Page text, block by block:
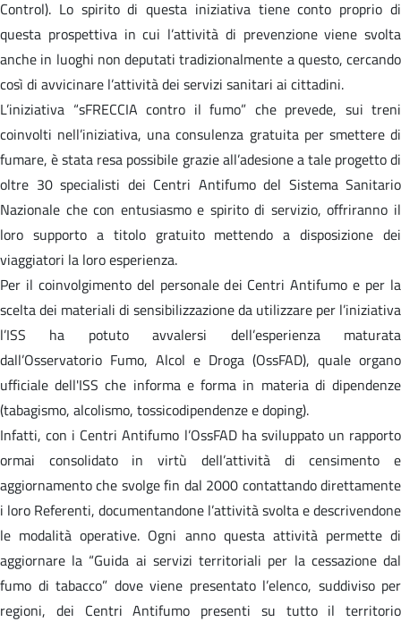
Control). Lo spirito di questa iniziativa tiene conto proprio di
questa prospettiva in cui l’attività di prevenzione viene svolta
anche in luoghi non deputati tradizionalmente a questo, cercando
così di avvicinare l’attività dei servizi sanitari ai cittadini.
L’iniziativa “sFRECCIA contro il fumo” che prevede, sui treni
coinvolti nell’iniziativa, una consulenza gratuita per smettere di
fumare, è stata resa possibile grazie all’adesione a tale progetto di
oltre 30 specialisti dei Centri Antifumo del Sistema Sanitario
Nazionale che con entusiasmo e spirito di servizio, offriranno il
loro supporto a titolo gratuito mettendo a disposizione dei
viaggiatori la loro esperienza.
Per il coinvolgimento del personale dei Centri Antifumo e per la
scelta dei materiali di sensibilizzazione da utilizzare per l’iniziativa
l’ISS ha potuto avvalersi dell’esperienza maturata
dall’Osservatorio Fumo, Alcol e Droga (OssFAD), quale organo
ufficiale dell'ISS che informa e forma in materia di dipendenze
(tabagismo, alcolismo, tossicodipendenze e doping).
Infatti, con i Centri Antifumo l’OssFAD ha sviluppato un rapporto
ormai consolidato in virtù dell’attività di censimento e
aggiornamento che svolge fin dal 2000 contattando direttamente
i loro Referenti, documentandone l’attività svolta e descrivendone
le modalità operative. Ogni anno questa attività permette di
aggiornare la “Guida ai servizi territoriali per la cessazione dal
fumo di tabacco” dove viene presentato l’elenco, suddiviso per
regioni, dei Centri Antifumo presenti su tutto il territorio